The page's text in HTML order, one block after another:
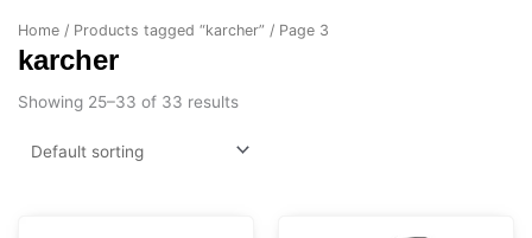
Home / Products tagged “karcher” / Page 3
karcher
Showing 25–33 of 33 results